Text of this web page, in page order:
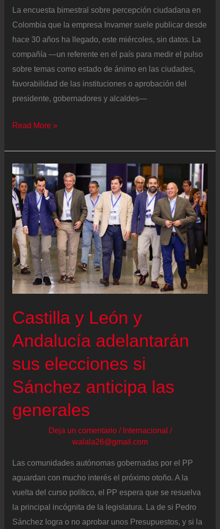
La encuesta bimestral sobre percepción ciudadana en
Colombia que la empresa Invamer suele publicar desde
hace 30 años ha llegado, este miércoles, sin datos. La
compañía —un referente en el país para medir el pulso
sobre temas como estado de ánimo en las ciudades,
favorabilidad de las instituciones o aprobación del
presidente, gobernadores y alcaldes—
Invamer
una
encuesta
sin
datos
por
una
nueva
ley:
“No
nos
posible
cómo
van
cosas
en
Colombia”
Read More »
Castilla y León y
Andalucía adelantarán
sus elecciones si
Sánchez anticipa las
generales
Deja un comentario / Internacional /
walala26@gmail.com
Las comunidades autónomas gobernadas por el PP
aguardan con mucho interés el próximo otoño. A la
vuelta del curso político, el PP espera que se resuelva
la principal incógnita de la legislatura. La de si Pedro
Sánchez logra o no aprobar unos Presupuestos, y si la